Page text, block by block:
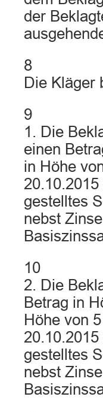
der
8
Die Kläger
9
1. Die
einen
in Höhe
gestelltes
nebst
10
2. Die
Betrag in
Höhe von
gestelltes
nebst